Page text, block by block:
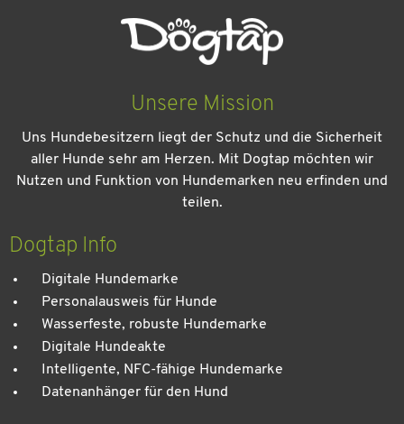
Unsere Mission
Uns Hundebesitzern liegt der Schutz und die Sicherheit
aller Hunde sehr am Herzen. Mit Dogtap möchten wir
Nutzen und Funktion von Hundemarken neu erfinden und
teilen.
Dogtap Info
Digitale Hundemarke
Personalausweis für Hunde
Wasserfeste, robuste Hundemarke
Digitale Hundeakte
Intelligente, NFC-fähige Hundemarke
Datenanhänger für den Hund